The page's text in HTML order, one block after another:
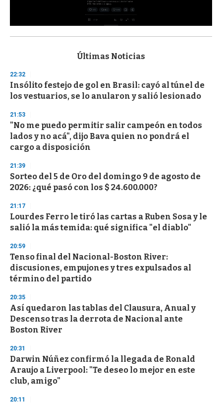
s
d
s
o
f
3
s
e
c
o
d
s
Últimas Noticias
22:32
Insólito festejo de gol en Brasil: cayó al túnel de
los vestuarios, se lo anularon y salió lesionado
21:53
"No me puedo permitir salir campeón en todos
lados y no acá", dijo Bava quien no pondrá el
cargo a disposición
21:39
Sorteo del 5 de Oro del domingo 9 de agosto de
2026: ¿qué pasó con los $ 24.600.000?
21:17
Lourdes Ferro le tiró las cartas a Ruben Sosa y le
salió la más temida: qué significa "el diablo"
20:59
Tenso final del Nacional-Boston River:
discusiones, empujones y tres expulsados al
término del partido
20:35
Así quedaron las tablas del Clausura, Anual y
Descenso tras la derrota de Nacional ante
Boston River
20:31
Darwin Núñez confirmó la llegada de Ronald
Araujo a Liverpool: "Te deseo lo mejor en este
club, amigo"
20:11